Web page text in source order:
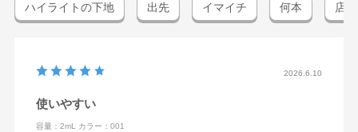
ハイライトの下地 出先 イマイチ 何本 店頭
2026.6.10
使いやすい
容量：2mL カラー：001